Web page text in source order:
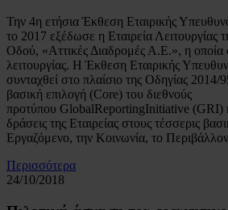
Την 4η ετήσια Έκθεση Εταιρικής
το 2017 εξέδωσε η Εταιρεία Λειτουργίας
Οδού, «Αττικές Διαδρομές Α.Ε.», η
λειτουργίας. Η Έκθεση Εταιρικής
συνταχθεί στo πλαίσιο της Οδηγίας
βασική επιλογή (Core) του διεθνούς
προτύπου GlobalReportingInitiative (GRI)
δράσεις της Εταιρείας στους τέσσερις
Εργαζόμενο, την Κοινωνία, το
Περισσότερα
24/10/2018